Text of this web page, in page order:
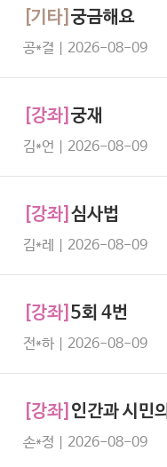
[기타] 궁금해요
공*결 | 2026-08-09
[강좌] 궁재
김*언 | 2026-08-09
[강좌] 심사법
김*레 | 2026-08-09
[강좌] 5회 4번
전*하 | 2026-08-09
[강좌] 인간과 시민
손*정 | 2026-08-09